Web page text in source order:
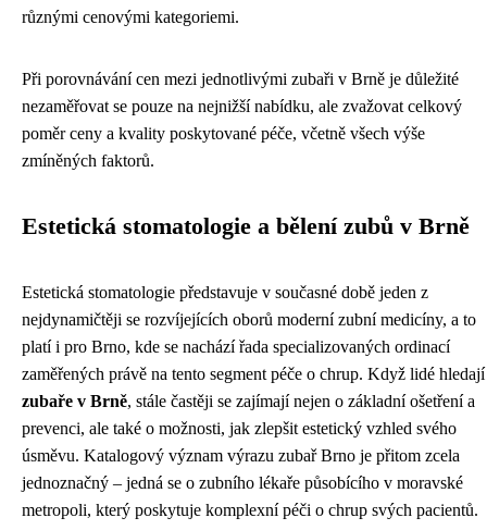
různými cenovými kategoriemi.
Při porovnávání cen mezi jednotlivými zubaři v Brně je důležité
nezaměřovat se pouze na nejnižší nabídku, ale zvažovat celkový
poměr ceny a kvality poskytované péče, včetně všech výše
zmíněných faktorů.
Estetická stomatologie a bělení zubů v Brně
Estetická stomatologie představuje v současné době jeden z
nejdynamičtěji se rozvíjejících oborů moderní zubní medicíny, a to
platí i pro Brno, kde se nachází řada specializovaných ordinací
zaměřených právě na tento segment péče o chrup. Když lidé hledají
zubaře v Brně, stále častěji se zajímají nejen o základní ošetření a
prevenci, ale také o možnosti, jak zlepšit estetický vzhled svého
úsměvu. Katalogový význam výrazu zubař Brno je přitom zcela
jednoznačný – jedná se o zubního lékaře působícího v moravské
metropoli, který poskytuje komplexní péči o chrup svých pacientů.